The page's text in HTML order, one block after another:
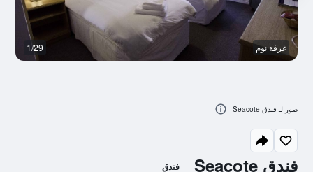
فندق Seacote فندق
غرفة نوم 1/29
صور لـ فندق Seacote